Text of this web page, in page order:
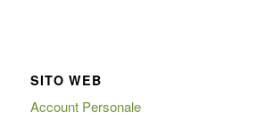
SITO WEB
Account Personale